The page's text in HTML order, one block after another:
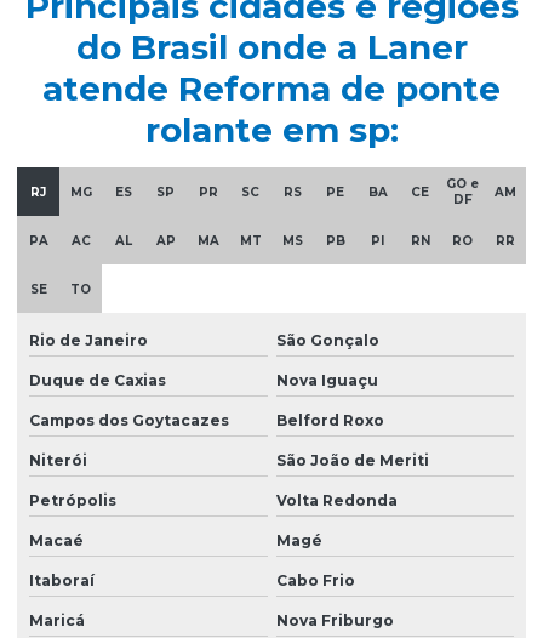
Distribuidor autorizado swf krantechnik brasil
Empresa especializada em manutenção de ponte rolante
Empresa de ponte rolante
Empresa de talha elétrica
Empresas de barramento blindado
Esteira porta cabo para ponte rolante
Fabricação de caminho de rolamento
Fornecedores de talha elétrica
Freio para ponte rolante multimarcas
Gancho para ponte rolante
Importadora de equipamento swf
Importadora de peças ponte rolante multimarcas
do Brasil onde a Laner
atende Reforma de ponte
rolante em sp:
RJ MG ES SP PR SC RS PE BA CE
GO e
DF
AM
PA AC AL AP MA MT MS PB PI RN RO RR
SE TO
Rio de Janeiro São Gonçalo
Duque de Caxias Nova Iguaçu
Campos dos Goytacazes Belford Roxo
Niterói São João de Meriti
Petrópolis Volta Redonda
Macaé Magé
Itaboraí Cabo Frio
Maricá Nova Friburgo